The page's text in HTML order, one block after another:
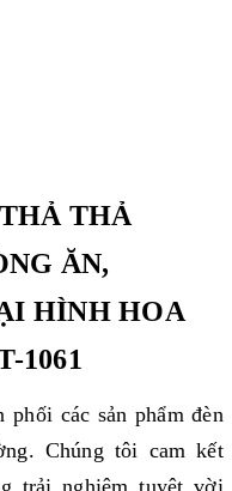
THẢ
ĂN,
HÌNH HOA
1061
các sản phẩm đèn
Chúng tôi cam kết
trải nghiệm tuyệt vời